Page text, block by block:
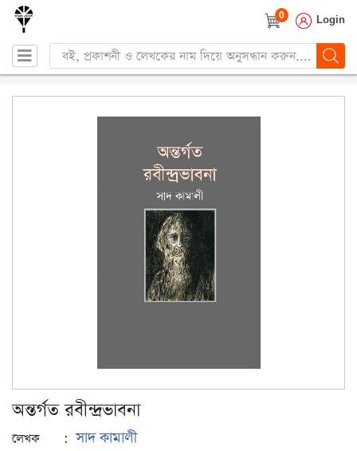
0 Login
Products
search
অন্তর্গত রবীন্দ্রভাবনা
লেখক : সাদ কামালী